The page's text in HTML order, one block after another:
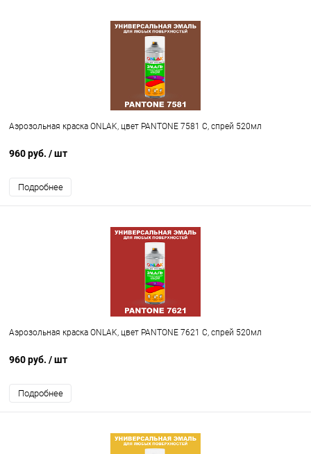
Аэрозольная краска ONLAK, цвет PANTONE 7581 C, спрей 520мл
960 руб. / шт
Подробнее
Аэрозольная краска ONLAK, цвет PANTONE 7621 C, спрей 520мл
960 руб. / шт
Подробнее